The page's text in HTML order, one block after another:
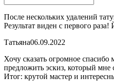
После нескольких удалений
Результат виден с первого
Татьяна06.09.2022
Хочу сказать огромное
предложить эскиз, который мне
Итог: крутой мастер и